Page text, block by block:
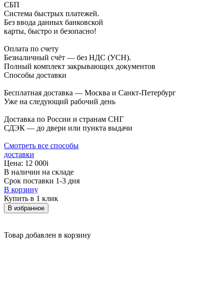
СБП
Система быстрых платежей.
Без ввода данных банковской
карты, быстро и безопасно!
Оплата по счету
Безналичный счёт — без НДС (УСН).
Полный комплект закрывающих документов
Способы доставки
Бесплатная доставка — Москва и Санкт-Петербург
Уже на следующий рабочий день
Доставка по России и странам СНГ
СДЭК — до двери или пункта выдачи
Смотреть все способы
доставки
Цена: 12 000i
В наличии на складе
Срок поставки 1-3 дня
В корзину
Купить в 1 клик
В избранное
Товар добавлен в корзину